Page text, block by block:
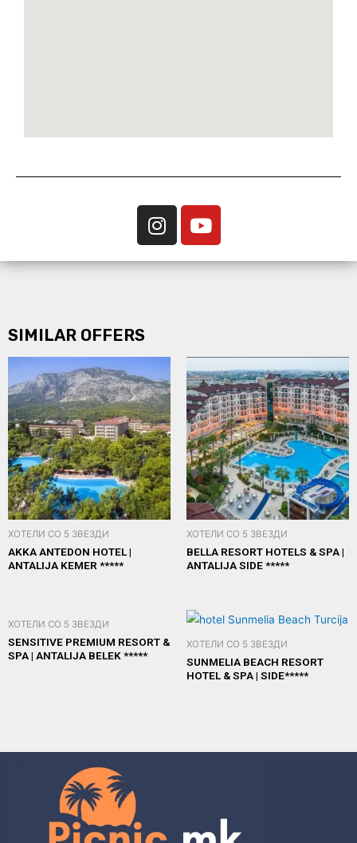
SIMILAR OFFERS
ХОТЕЛИ СО 5 ЗВЕЗДИ
AKKA ANTEDON HOTEL |
ANTALIJA KEMER *****
ХОТЕЛИ СО 5 ЗВЕЗДИ
BELLA RESORT HOTELS & SPA |
ANTALIJA SIDE *****
ХОТЕЛИ СО 5 ЗВЕЗДИ
SENSITIVE PREMIUM RESORT &
SPA | ANTALIJA BELEK *****
ХОТЕЛИ СО 5 ЗВЕЗДИ
SUNMELIA BEACH RESORT
HOTEL & SPA | SIDE*****